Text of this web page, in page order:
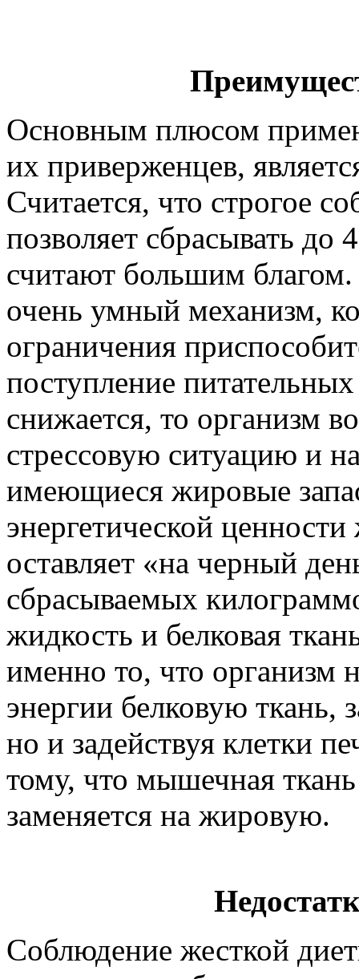
Основным плюсом
их приверженцев,
Считается, что строгое
позволяет сбрасывать до
считают большим
очень умный механизм,
ограничения
поступление
снижается, то организм
стрессовую ситуацию и
имеющиеся жировые
энергетической
оставляет «на черный
сбрасываемых
жидкость и белковая
именно то, что организм
энергии белковую ткань,
но и задействуя клетки
тому, что мышечная
заменяется на жировую.
Соблюдение жесткой